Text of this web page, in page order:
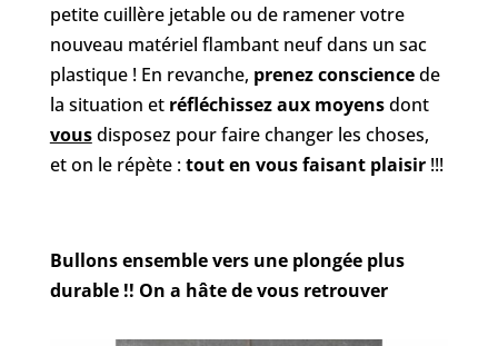
petite cuillère jetable ou de ramener votre
nouveau matériel flambant neuf dans un sac
plastique ! En revanche, prenez consciencede
la situation et réfléchissez aux moyensdont
vousdisposez pour faire changer les choses,
et on le répète :tout en vous faisant plaisir !!!
Bullons ensemble vers une plongée plus
durable !! On a hâte de vous retrouver